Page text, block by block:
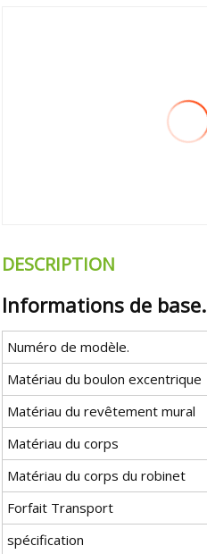
DESCRIPTION
Informations de base.
Numéro de modèle.
Matériau du boulon excentrique
Matériau du revêtement mural
Matériau du corps
Matériau du corps du robinet
Forfait Transport
spécification